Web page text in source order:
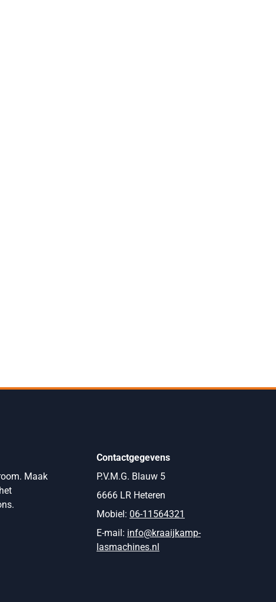
Maak
Contactgegevens
P.V.M.G. Blauw 5
6666 LR Heteren
Mobiel: 06-11564321
E-mail: info@kraaijkamp-
lasmachines.nl